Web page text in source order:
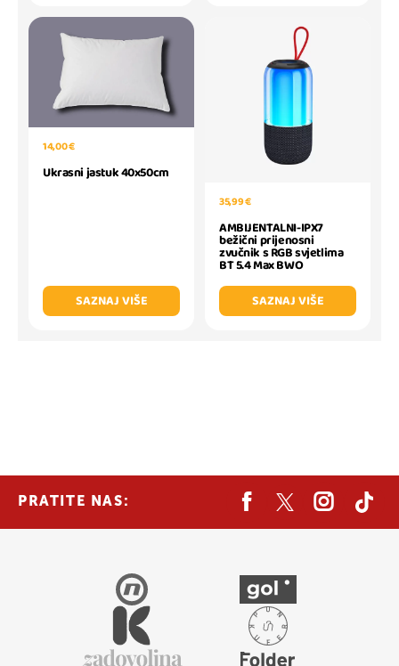
14,00 €
Ukrasni jastuk 40x50cm
SAZNAJ VIŠE
35,99 €
AMBIJENTALNI-IPX7
bežični prijenosni
zvučnik s RGB svjetlima
BT 5.4 Max BWO
SAZNAJ VIŠE
PRATITE NAS: